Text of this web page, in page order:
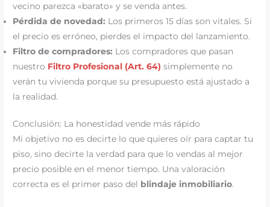
vecino parezca «barato» y se venda antes.
Pérdida de novedad: Los primeros 15 días son vitales. Si
el precio es erróneo, pierdes el impacto del lanzamiento.
Filtro de compradores: Los compradores que pasan
nuestro Filtro Profesional (Art. 64) simplemente no
verán tu vivienda porque su presupuesto está ajustado a
la realidad.
Conclusión: La honestidad vende más rápido
Mi objetivo no es decirte lo que quieres oír para captar tu
piso, sino decirte la verdad para que lo vendas al mejor
precio posible en el menor tiempo. Una valoración
correcta es el primer paso del blindaje inmobiliario.